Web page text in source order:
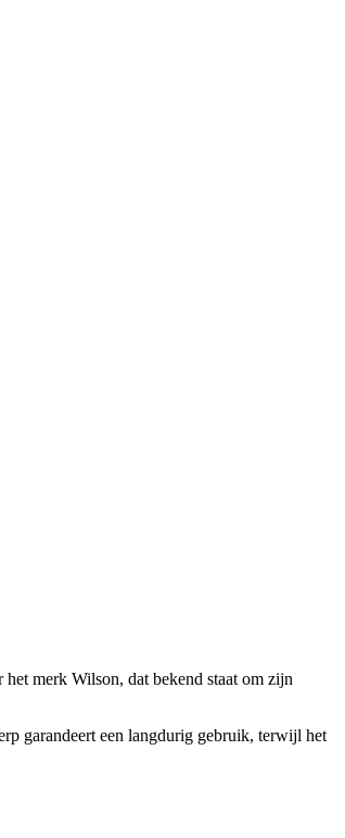
merk Wilson, dat bekend staat om zijn
garandeert een langdurig gebruik, terwijl het